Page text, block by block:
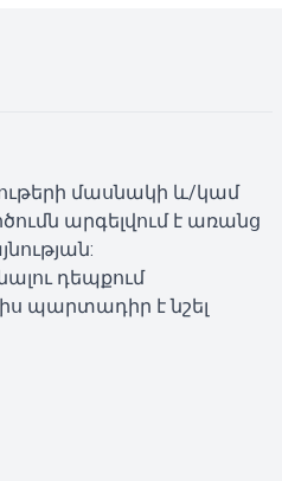
մասնակի և/կամ
արգելվում է առանց
դեպքում
պարտադիր է նշել